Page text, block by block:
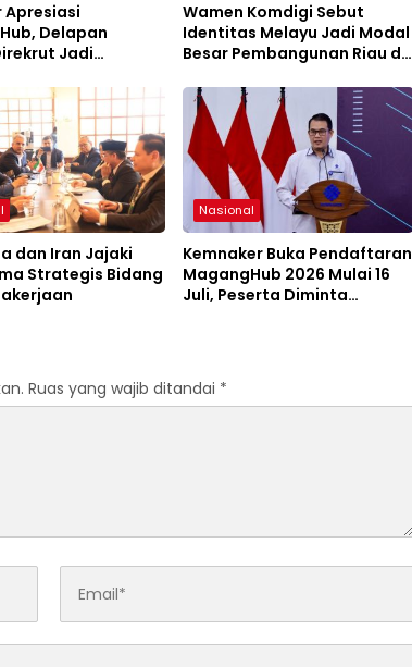
Apresiasi
Delapan
Jadi
Wamen Komdigi Sebut
Identitas Melayu Jadi Modal
Besar Pembangunan Riau di
dan Iran Jajaki
Strategis Bidang
Nasional
Kemnaker Buka Pendaftaran
MagangHub 2026 Mulai 16
Juli, Peserta Diminta
Ruas yang wajib ditandai *